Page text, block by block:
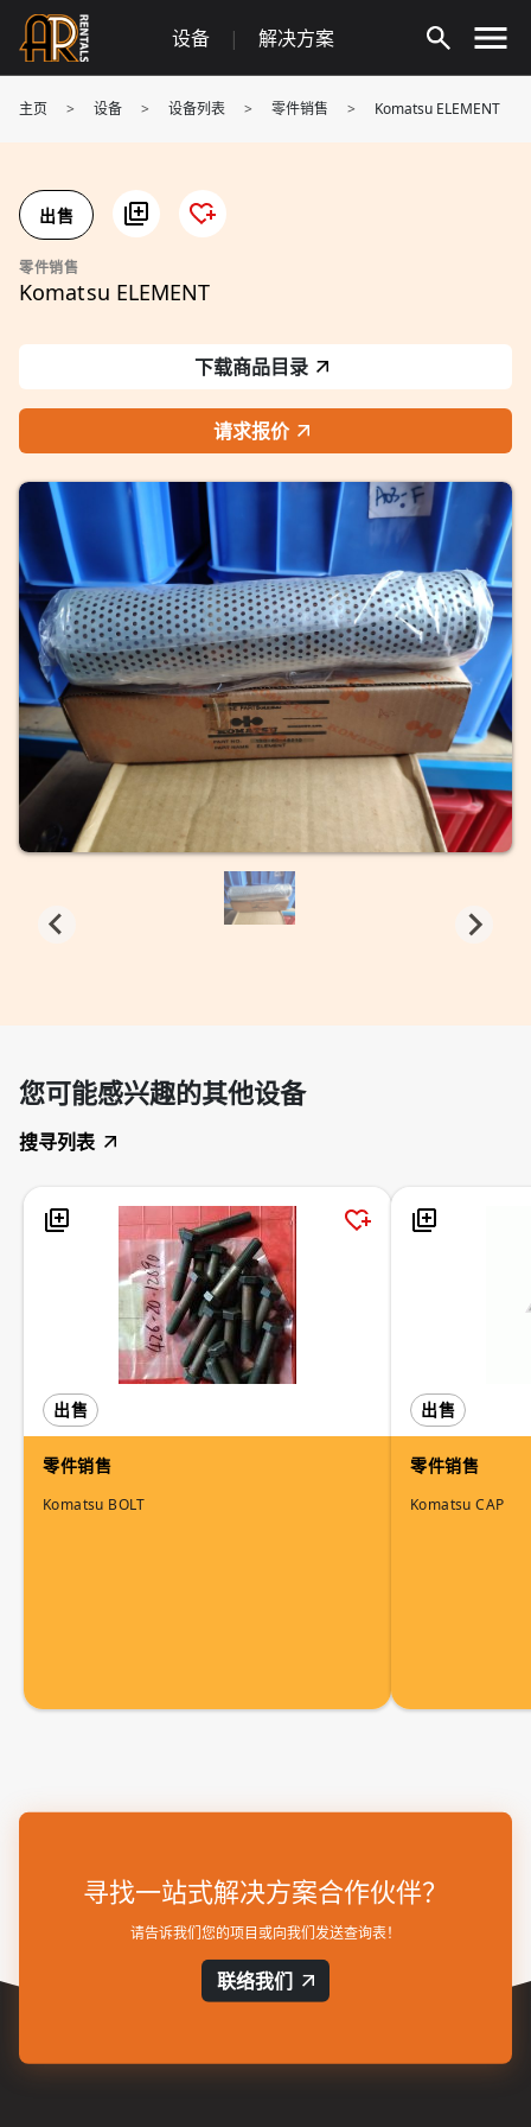
Skip
content
设备 | 解决方案
主页 > 设备 > 设备列表 > 零件销售 > Komatsu ELEMENT
出售
零件销售
Komatsu ELEMENT
下载商品目录
请求报价
您可能感兴趣的其他设备
搜寻列表
出售
零件销售
Komatsu BOLT
出售
零件销售
Komatsu CAP
寻找一站式解决方案合作伙伴？
请告诉我们您的项目或向我们发送查询表！
联络我们